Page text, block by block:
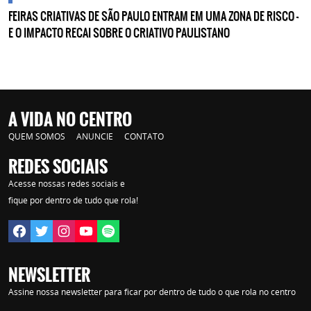
FEIRAS CRIATIVAS DE SÃO PAULO ENTRAM EM UMA ZONA DE RISCO —
E O IMPACTO RECAI SOBRE O CRIATIVO PAULISTANO
A VIDA NO CENTRO
QUEM SOMOS ANUNCIE CONTATO
REDES SOCIAIS
Acesse nossas redes sociais e
fique por dentro de tudo que rola!
NEWSLETTER
Assine nossa newsletter para ficar por dentro de tudo o que rola no centro